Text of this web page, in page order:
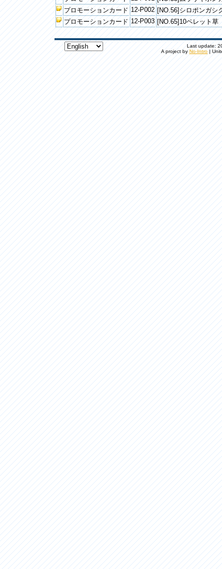
プロモーションカード 12-P002 [NO.56]シロポンガシ
プロモーションカード 12-P003 [NO.65]10ペレット草
Last update:
A project byNo-Intro |